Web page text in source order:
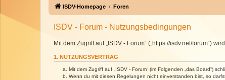
ISDV-Homepage Foren
ISDV - Forum - Nutzungsbedingungen
Mit dem Zugriff auf „ISDV - Forum“ („https://isdv.net/forum“)
1. NUTZUNGSVERTRAG
Mit dem Zugriff auf „ISDV - Forum“ (im Folgenden „das Board“)
Wenn du mit diesen Regelungen nicht einverstanden bist, so